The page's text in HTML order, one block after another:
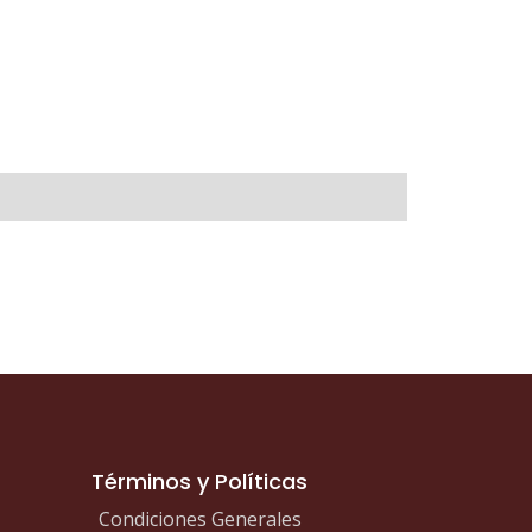
Términos y Políticas
Condiciones Generales